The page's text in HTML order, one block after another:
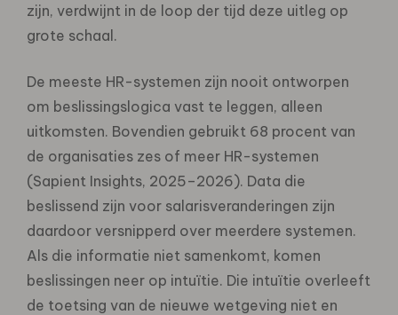
zijn, verdwijnt in de loop der tijd deze uitleg op
grote schaal.
De meeste HR-systemen zijn nooit ontworpen
om beslissingslogica vast te leggen, alleen
uitkomsten. Bovendien gebruikt 68 procent van
de organisaties zes of meer HR-systemen
(Sapient Insights, 2025–2026). Data die
beslissend zijn voor salarisveranderingen zijn
daardoor versnipperd over meerdere systemen.
Als die informatie niet samenkomt, komen
beslissingen neer op intuïtie. Die intuïtie overleeft
de toetsing van de nieuwe wetgeving niet en